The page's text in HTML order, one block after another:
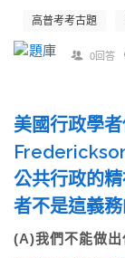
高普考考古題
0回答
美國行政學
公共行政的
者不是這義
(A)我們不能做